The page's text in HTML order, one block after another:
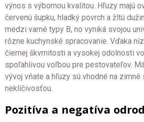
výnos s výbornou kvalitou. Hľuzy majú
červenú šupku, hladký povrch a žltú
medzi varné typy B, no vyniká svojou
rôzne kuchynské spracovanie. Vďaka
čiernej škvrnitosti a vysokej odolnosti
spoľahlivou voľbou pre pestovateľov.
vývoj vňate a hľuzy sú vhodné na zimné
neklíčivosťou.
Pozitíva a negatíva